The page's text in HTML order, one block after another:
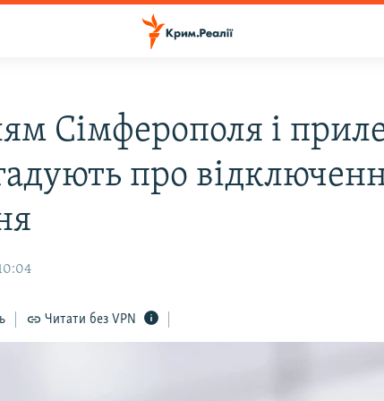
Сімферополя і
про
Читати без VPN